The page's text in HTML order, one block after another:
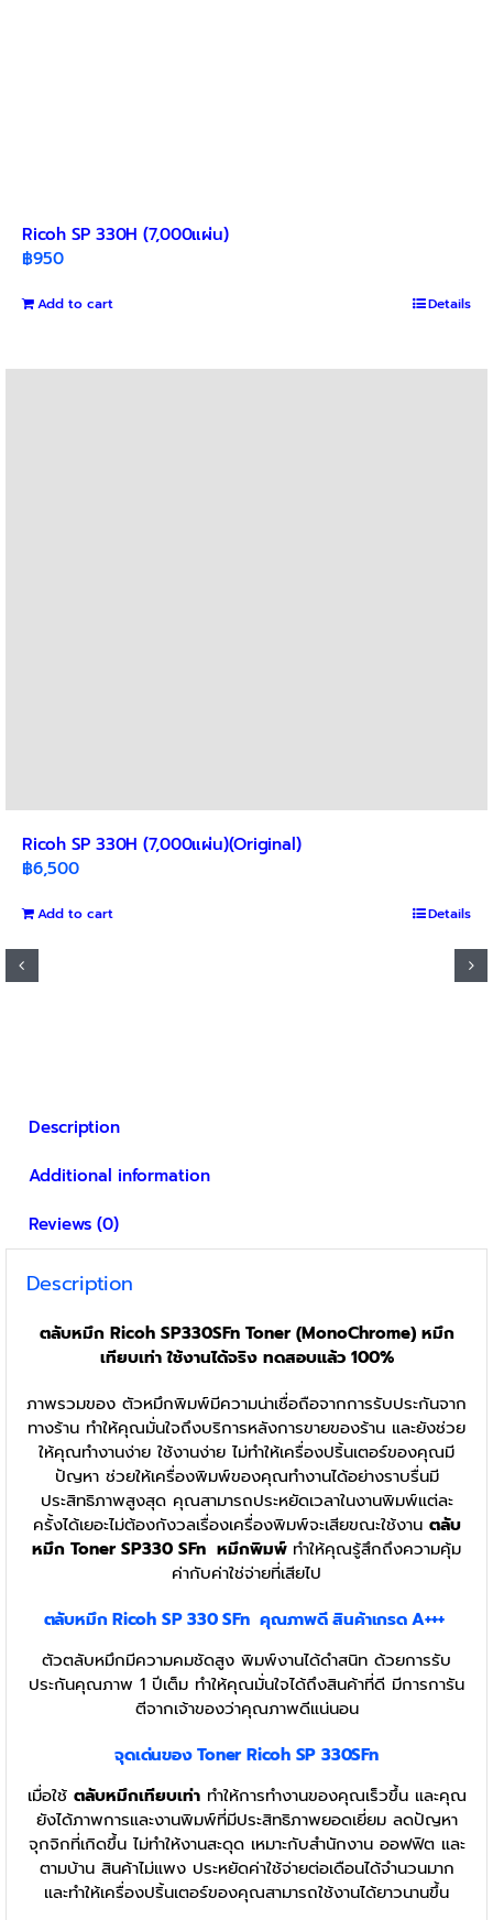
Ricoh SP 330H (7,000แผ่น)
฿950
Add to cart Details
Ricoh SP 330H (7,000แผ่น)(Original)
฿6,500
Add to cart Details
Description
Additional information
Reviews (0)
Description
ตลับหมึก Ricoh SP330SFn Toner (MonoChrome) หมึก
เทียบเท่า ใช้งานได้จริง ทดสอบแล้ว 100%
ภาพรวมของ ตัวหมึกพิมพ์มีความน่าเชื่อถือจากการรับประกันจาก
ทางร้าน ทำให้คุณมั่นใจถึงบริการหลังการขายของร้าน และยังช่วย
ให้คุณทำงานง่าย ใช้งานง่าย ไม่ทำให้เครื่องปริ้นเตอร์ของคุณมี
ปัญหา ช่วยให้เครื่องพิมพ์ของคุณทำงานได้อย่างราบรื่นมี
ประสิทธิภาพสูงสุด คุณสามารถประหยัดเวลาในงานพิมพ์แต่ละ
ครั้งได้เยอะไม่ต้องกังวลเรื่องเครื่องพิมพ์จะเสียขณะใช้งาน ตลับ
หมึก Toner SP330 SFn หมึกพิมพ์ ทำให้คุณรู้สึกถึงความคุ้ม
ค่ากับค่าใช่จ่ายที่เสียไป
ตลับหมึก Ricoh SP 330 SFn คุณภาพดี สินค้าเกรด A+++
ตัวตลับหมึกมีความคมชัดสูง พิมพ์งานได้ดำสนิท ด้วยการรับ
ประกันคุณภาพ 1 ปีเต็ม ทำให้คุณมั่นใจได้ถึงสินค้าที่ดี มีการการัน
ตีจากเจ้าของว่าคุณภาพดีแน่นอน
จุดเด่นของ Toner Ricoh SP 330SFn
เมื่อใช้ ตลับหมึกเทียบเท่าทำให้การทำงานของคุณเร็วขึ้น และคุณ
ยังได้ภาพการและงานพิมพ์ที่มีประสิทธิภาพยอดเยี่ยม ลดปัญหา
จุกจิกที่เกิดขึ้น ไม่ทำให้งานสะดุด เหมาะกับสำนักงาน ออฟฟิต และ
ตามบ้าน สินค้าไม่แพง ประหยัดค่าใช้จ่ายต่อเดือนได้จำนวนมาก
และทำให้เครื่องปริ้นเตอร์ของคุณสามารถใช้งานได้ยาวนานขึ้น